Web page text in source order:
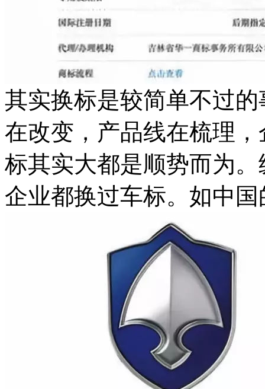
其实换标是较简单不过
在改变，产品线在梳理
标其实大都是顺势而为
企业都换过车标。如中